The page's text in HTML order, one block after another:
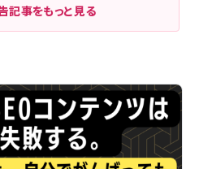
記事をもっと見る